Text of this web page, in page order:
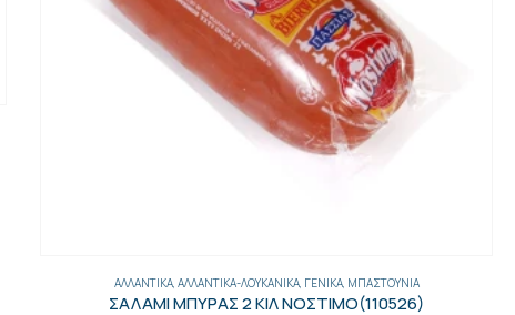
ΑΛΛΑΝΤΙΚΆ, ΑΛΛΑΝΤΙΚΆ-ΛΟΥΚΆΝΙΚΑ, ΓΕΝΙΚΑ, ΜΠΑΣΤΟΎΝΙΑ
ΣΑΛΑΜΙ ΜΠΥΡΑΣ 2 ΚΙΛ ΝΟΣΤΙΜΟ(110526)